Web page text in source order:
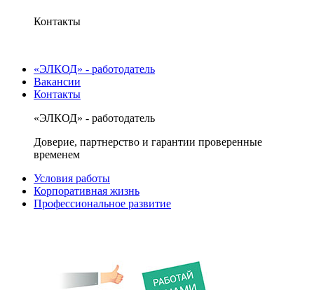
Контакты
«ЭЛКОД» - работодатель
Вакансии
Контакты
«ЭЛКОД» - работодатель
Доверие, партнерство и гарантии проверенные
временем
Условия работы
Корпоративная жизнь
Профессиональное развитие